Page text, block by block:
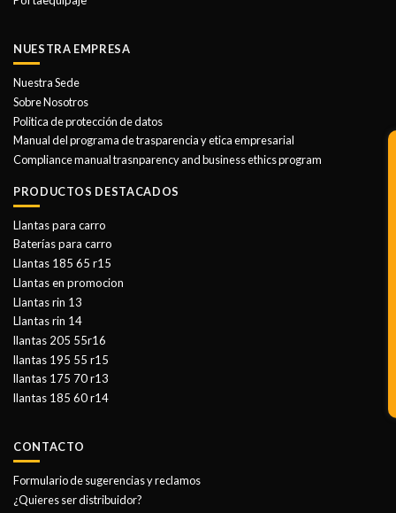
NUESTRA EMPRESA
Nuestra Sede
Sobre Nosotros
Politica de protección de datos
Manual del programa de trasparencia y etica empresarial
Compliance manual trasnparency and business ethics program
PRODUCTOS DESTACADOS
Llantas para carro
Baterías para carro
Llantas 185 65 r15
Llantas en promocion
Llantas rin 13
Llantas rin 14
llantas 205 55r16
llantas 195 55 r15
llantas 175 70 r13
llantas 185 60 r14
CONTACTO
Formulario de sugerencias y reclamos
¿Quieres ser distribuidor?